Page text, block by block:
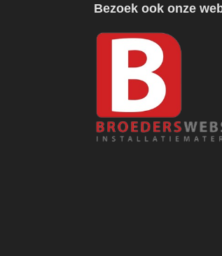
Bezoek ook onze